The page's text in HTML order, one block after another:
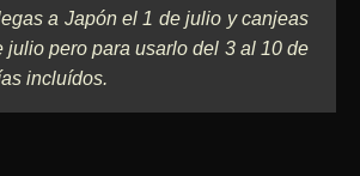
a Japón el 1 de julio y canjeas
julio pero para usarlo del 3 al 10 de
incluídos.